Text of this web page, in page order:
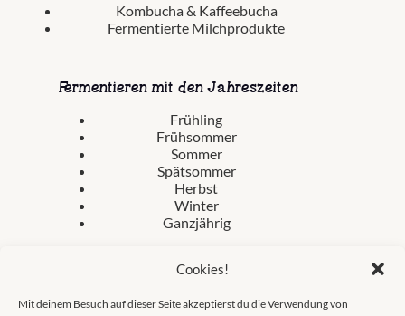
Cookies!
Mit deinem Besuch auf dieser Seite akzeptierst du die Verwendung von
Kombucha & Kaffeebucha
Fermentierte Milchprodukte
Fermentieren mit den Jahreszeiten
Frühling
Frühsommer
Sommer
Spätsommer
Herbst
Winter
Ganzjährig